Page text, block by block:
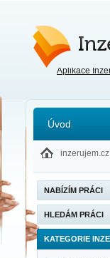
Aplikace
Úvod
inzerujem.cz
NABÍZÍM PRÁCI
HLEDÁM PRÁCI
KATEGORIE